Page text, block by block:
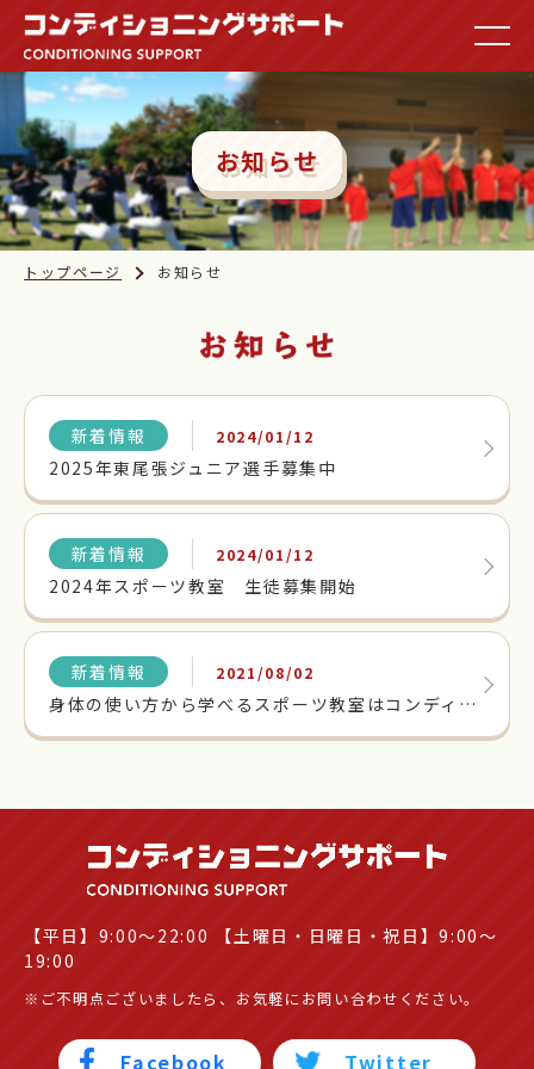
お知らせ
トップページ お知らせ
新着情報 2024/01/12
2025年東尾張ジュニア選手募集中
新着情報 2024/01/12
2024年スポーツ教室 生徒募集開始
新着情報 2021/08/02
身体の使い方から学べるスポーツ教室はコンディショニングサポート｜尾張旭・瀬戸
【平日】9:00～22:00 【土曜日・日曜日・祝日】9:00～
19:00
※ご不明点ございましたら、お気軽にお問い合わせください。
Facebook Twitter